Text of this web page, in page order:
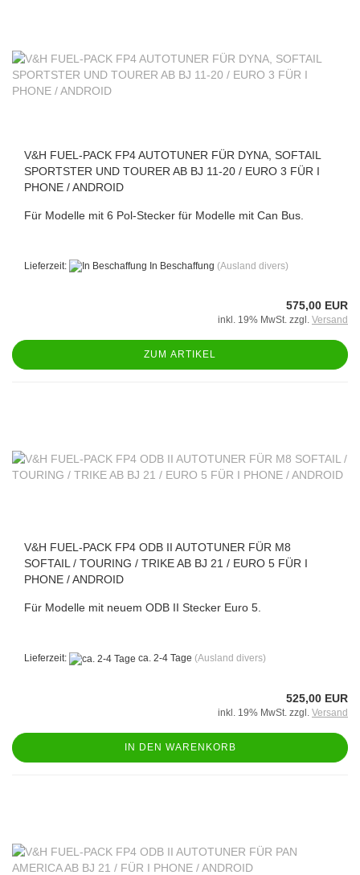
V&H FUEL-PACK FP4 AUTOTUNER FÜR DYNA, SOFTAIL
SPORTSTER UND TOURER AB BJ 11-20 / EURO 3 FÜR I
PHONE / ANDROID
Für Modelle mit 6 Pol-Stecker für Modelle mit Can Bus.
Lieferzeit: In Beschaffung (Ausland divers)
575,00 EUR
inkl. 19% MwSt. zzgl. Versand
ZUM ARTIKEL
V&H FUEL-PACK FP4 ODB II AUTOTUNER FÜR M8
SOFTAIL / TOURING / TRIKE AB BJ 21 / EURO 5 FÜR I
PHONE / ANDROID
Für Modelle mit neuem ODB II Stecker Euro 5.
Lieferzeit: ca. 2-4 Tage (Ausland divers)
525,00 EUR
inkl. 19% MwSt. zzgl. Versand
IN DEN WARENKORB